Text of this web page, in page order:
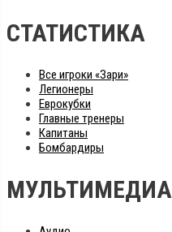
СТАТИСТИКА
Все игроки «Зари»
Легионеры
Еврокубки
Главные тренеры
Капитаны
Бомбардиры
МУЛЬТИМЕДИА